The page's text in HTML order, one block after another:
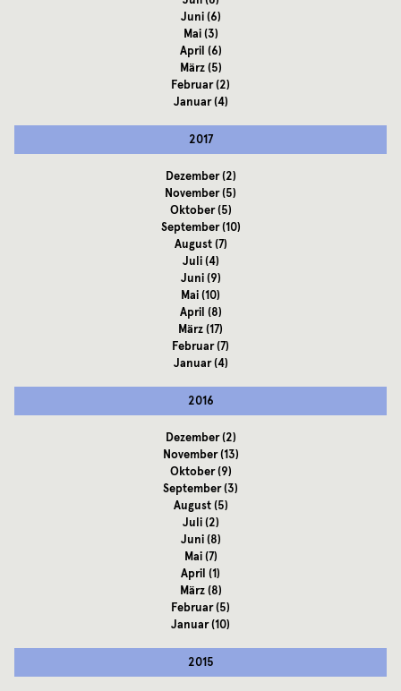
Juni(6)
Mai(3)
April (6)
März(5)
Februar(2)
Januar(4)
2017
Dezember(2)
November(5)
Oktober(5)
September(10)
August(7)
Juli(4)
Juni(9)
Mai(10)
April (8)
März(17)
Februar(7)
Januar(4)
2016
Dezember(2)
November(13)
Oktober(9)
September(3)
August(5)
Juli(2)
Juni(8)
Mai(7)
April (1)
März(8)
Februar(5)
Januar(10)
2015